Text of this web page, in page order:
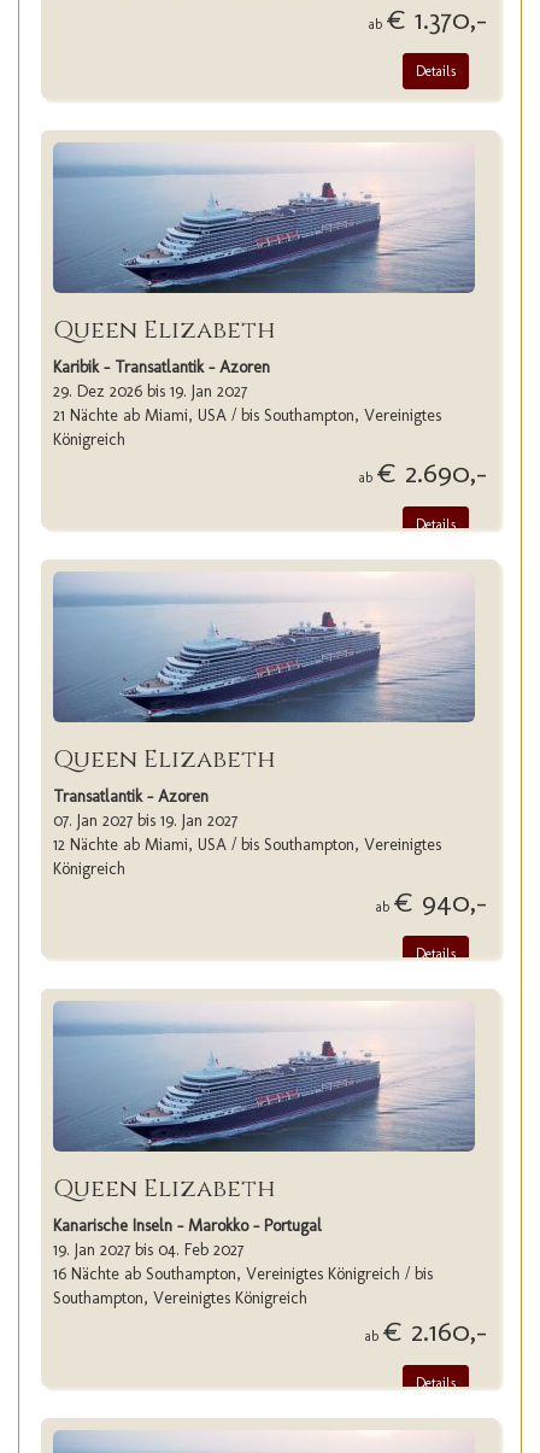
ab € 1.370,-
Details
Queen Elizabeth
Karibik - Transatlantik - Azoren
29. Dez 2026 bis 19. Jan 2027
21 Nächte ab Miami, USA / bis Southampton, Vereinigtes
Königreich
ab € 2.690,-
Details
Queen Elizabeth
Transatlantik - Azoren
07. Jan 2027 bis 19. Jan 2027
12 Nächte ab Miami, USA / bis Southampton, Vereinigtes
Königreich
ab € 940,-
Details
Queen Elizabeth
Kanarische Inseln - Marokko - Portugal
19. Jan 2027 bis 04. Feb 2027
16 Nächte ab Southampton, Vereinigtes Königreich / bis
Southampton, Vereinigtes Königreich
ab € 2.160,-
Details